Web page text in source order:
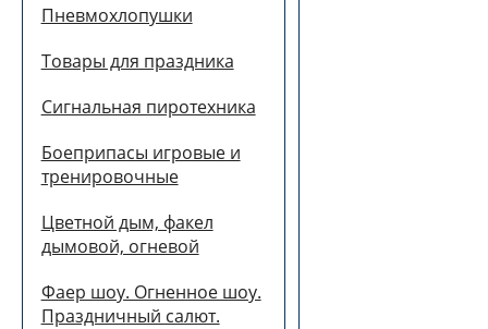
Пневмохлопушки
Товары для праздника
Сигнальная пиротехника
Боеприпасы игровые и
тренировочные
Цветной дым, факел
дымовой, огневой
Фаер шоу. Огненное шоу.
Праздничный салют.